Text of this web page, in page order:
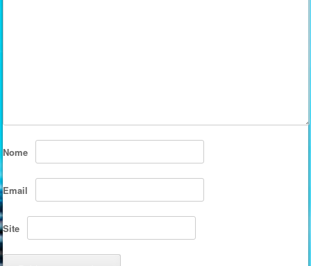
Nome
Email
Site